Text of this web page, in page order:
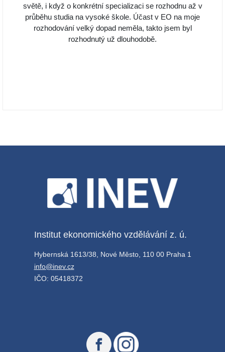
světě, i když o konkrétní specializaci se rozhodnu až v
průběhu studia na vysoké škole. Účast v EO na moje
rozhodování velký dopad neměla, takto jsem byl
rozhodnutý už dlouhodobě.
Institut ekonomického vzdělávání z. ú.
Hybernská 1613/38, Nové Město, 110 00 Praha 1
info@inev.cz
IČO: 05418372